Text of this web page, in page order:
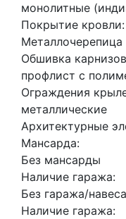
монолитные
Покрытие кровли:
Металлочерепица
Обшивка
профлист с
Ограждения
металлические
Архитектурные
Мансарда:
Без мансарды
Наличие гаража:
Без гаража/навеса
Наличие гаража: